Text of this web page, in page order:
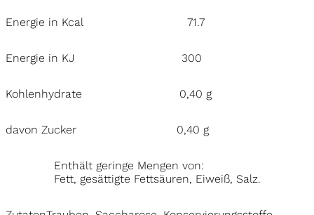
Energie in Kcal 71.7
Energie in KJ 300
Kohlenhydrate 0,40 g
davon Zucker 0,40 g
Enthält geringe Mengen von:
Fett, gesättigte Fettsäuren, Eiweiß, Salz.